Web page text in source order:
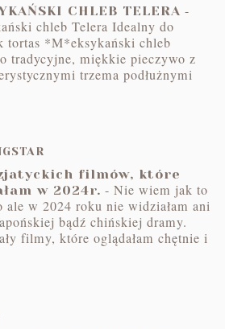
CHLEB TELERA -
chleb Telera Idealny do
tortas *M*eksykański chleb
tradycyjne, miękkie pieczywo z
trzema podłużnymi
filmów, które
w 2024r. -Nie wiem jak to
ale w 2024 roku nie widziałam ani
bądź chińskiej dramy.
filmy, które oglądałam chętnie i